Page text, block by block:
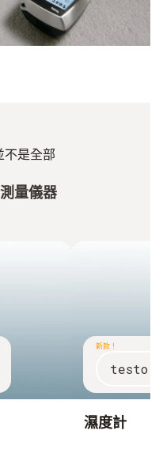
不是全部
量儀器
新款！
testo
濕度計